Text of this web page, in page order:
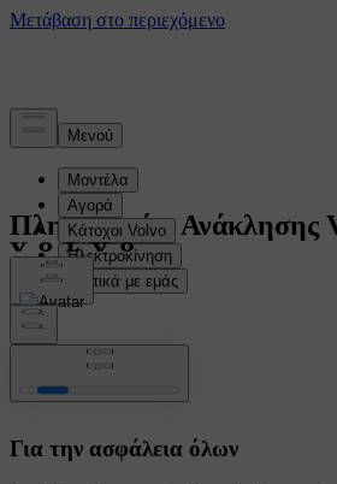
Πληροφορίες Ανάκλησης
Για την ασφάλεια όλων